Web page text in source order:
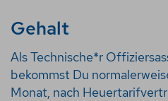
Gehalt
Als Technische*r
bekommst Du
Monat, nach